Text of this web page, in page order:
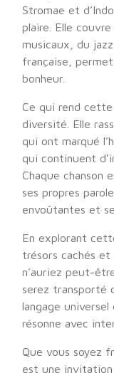
Stromae et
plaire. Elle
musicaux, du
française,
bonheur.
Ce qui rend cette
diversité. Elle
qui ont marqué
qui continuent
Chaque chanson
ses propres
envoûtantes et
En explorant
trésors cachés et
n’auriez peut-
serez transporté
langage
résonne avec
Que vous soyez
est une invitation